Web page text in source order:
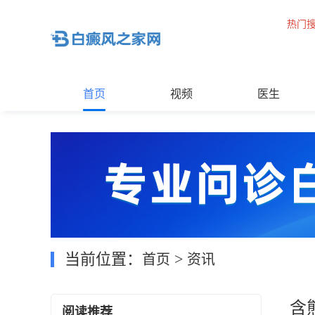
热门
首页 视频 医生
当前位置： 首页 > 资讯
阅读推荐 含